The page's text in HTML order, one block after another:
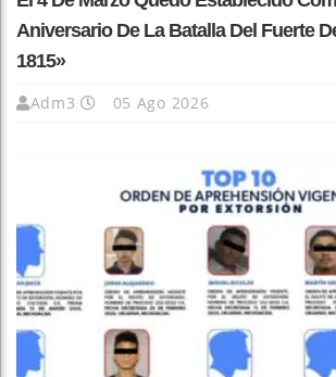
Aniversario De La Batalla Del Fuerte
1815»
Adm3 05 Ago 2026